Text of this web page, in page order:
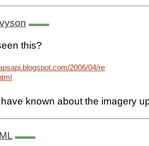
this?
2006/04/revision-
known about the imagery